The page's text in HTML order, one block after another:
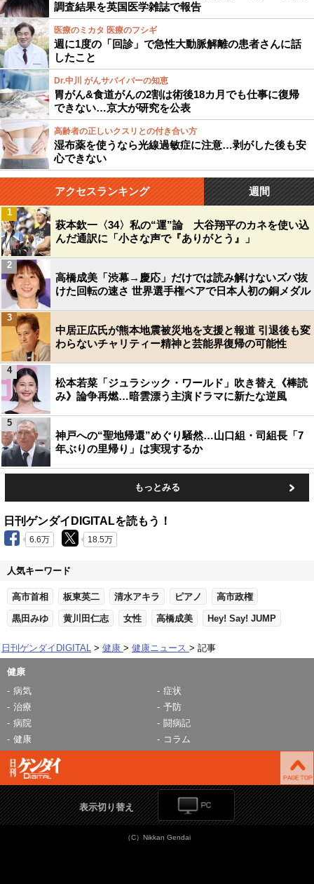
調査結果を英国医学雑誌で報告
医療のミカタ 医療のフシギ
週に1度の「回診」で急性大動脈解離の患者さんに話
したこと
Dr.中川 がんサバイバーの知恵
胃がん&食道がんの2割は術後18カ月でも仕事に復帰
できない…京大が研究を公表
高齢者の正しいクスリとの付き合い方
湿布薬を使うなら光線過敏症に注意…剥がした後も安
心できない
アクセスランキング 週間
萩本欽一〈34〉私の“運”論 大谷翔平のカネを使い込
んだ通訳に「小さな声で『ありがとう』」
1
高橋成美「渋幕→慶応」だけでは読み解けないズバ抜
けた回転の速さ 世界選手権ペアで日本人初の銅メダル
2
中居正広氏が熊本地震被災地を支援と報道 引退後も変
わらないチャリティー精神と芸能界復帰の可能性
3
松本若菜「ジュラシック・ワールド」吹き替え《棒読
み》論争再燃…暗雲漂う主演ドラマに新たな逆風
4
神戸への“聖地帰還”めぐり騒然…山口組・司組長「7
年ぶりの里帰り」は実現するか
5
もっとみる
日刊ゲンダイDIGITALを読もう！
6.6万 18.5万
人気キーワード
高市首相 板東英二 清水アキラ ピアノ 高市政権
黒田みゆ 黄川田仁志 女性 高橋成美 Hey! Say! JUMP
日刊ゲンダイDIGITAL 健康 健康ニュース 記事
健康
病気
症状
治療
予防
病院
闘病記
健康
コラム
表示切り替え
（C）Nikkan Gendai